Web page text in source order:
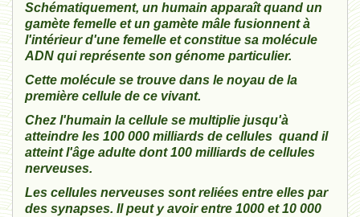
Schématiquement, un humain apparaît quand un
gamète femelle et un gamète mâle fusionnent à
l'intérieur d'une femelle et constitue sa molécule
ADN qui représente son génome particulier.
Cette molécule se trouve dans le noyau de la
première cellule de ce vivant.
Chez l'humain la cellule se multiplie jusqu'à
atteindre les 100 000 milliards de cellules quand il
atteint l'âge adulte dont 100 milliards de cellules
nerveuses.
Les cellules nerveuses sont reliées entre elles par
des synapses. Il peut y avoir entre 1000 et 10 000